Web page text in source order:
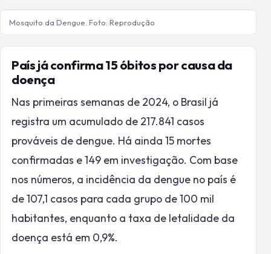
Mosquito da Dengue. Foto: Reprodução
País já confirma 15 óbitos por causa da
doença
Nas primeiras semanas de 2024, o Brasil já
registra um acumulado de 217.841 casos
prováveis de dengue. Há ainda 15 mortes
confirmadas e 149 em investigação. Com base
nos números, a incidência da dengue no país é
de 107,1 casos para cada grupo de 100 mil
habitantes, enquanto a taxa de letalidade da
doença está em 0,9%.